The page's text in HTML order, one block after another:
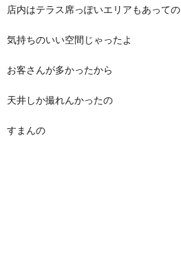
店内はテラス席っぽいエリアもあっての
気持ちのいい空間じゃったよ
お客さんが多かったから
天井しか撮れんかったの
すまんの